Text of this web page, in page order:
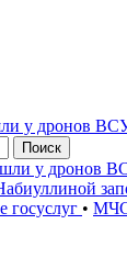
у дронов
Поиск
у дронов
госуслуг • МЧС